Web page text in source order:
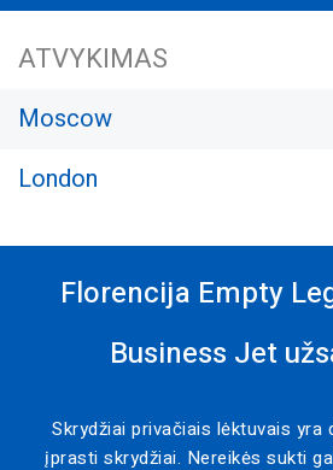
ATVYKIMAS
Moscow
London
Florencija Empty
Business Jet
Skrydžiai privačiais lėktuvais yra
įprasti skrydžiai. Nereikės sukti